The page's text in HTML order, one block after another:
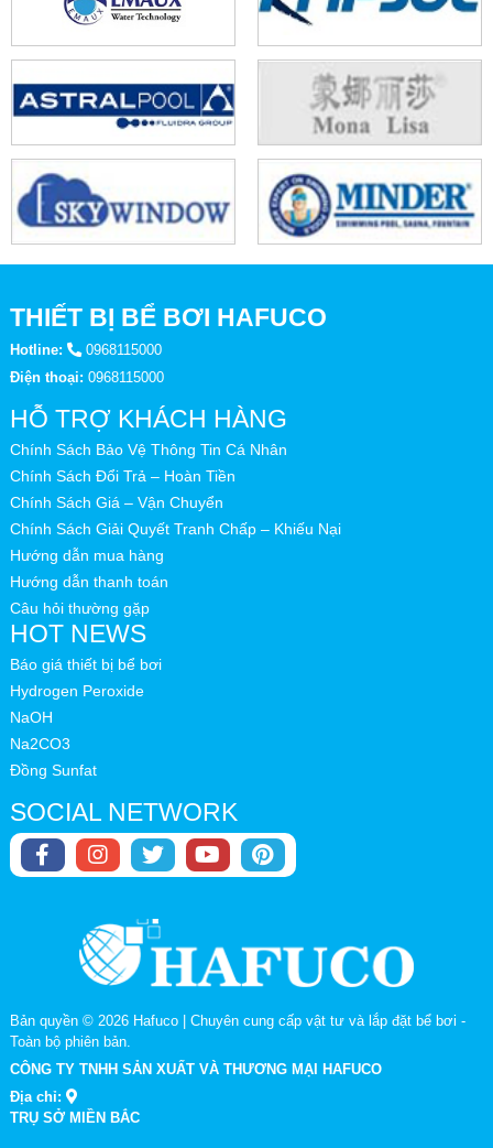
THIẾT BỊ BỂ BƠI HAFUCO
Hotline:
0968115000
Điện thoại: 0968115000
HỖ TRỢ KHÁCH HÀNG
Chính Sách Bảo Vệ Thông Tin Cá Nhân
Chính Sách Đổi Trả – Hoàn Tiền
Chính Sách Giá – Vận Chuyển
Chính Sách Giải Quyết Tranh Chấp – Khiếu Nại
Hướng dẫn mua hàng
Hướng dẫn thanh toán
Câu hỏi thường gặp
HOT NEWS
Báo giá thiết bị bể bơi
Hydrogen Peroxide
NaOH
Na2CO3
Đồng Sunfat
SOCIAL NETWORK
Bản quyền © 2026 Hafuco | Chuyên cung cấp vật tư và lắp đặt bể bơi -
Toàn bộ phiên bản.
CÔNG TY TNHH SẢN XUẤT VÀ THƯƠNG MẠI HAFUCO
Địa chỉ:
TRỤ SỞ MIỀN BẮC